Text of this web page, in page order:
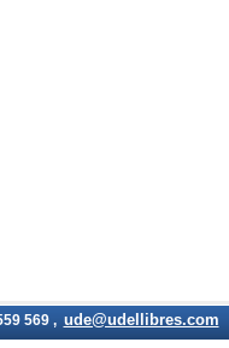
569 , ude@udellibres.com